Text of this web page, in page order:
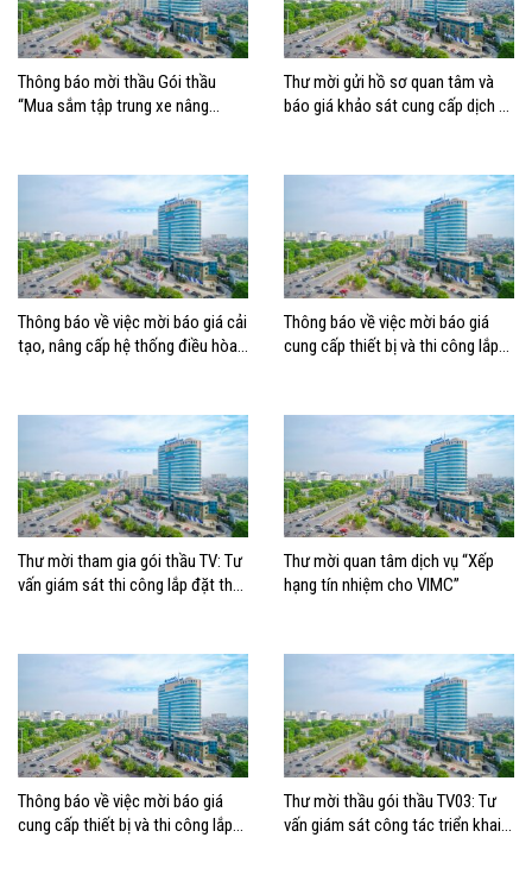
Thông báo mời thầu Gói thầu
“Mua sắm tập trung xe nâng
Thư mời gửi hồ sơ quan tâm và
báo giá khảo sát cung cấp dịch vụ
2026 – 2030, tầm nhìn 2035
Thông báo về việc mời báo giá cải
tạo, nâng cấp hệ thống điều hòa
Thông báo về việc mời báo giá
cung cấp thiết bị và thi công lắp
nhà Ocean Park
Thư mời tham gia gói thầu TV: Tư
vấn giám sát thi công lắp đặt thay
Thư mời quan tâm dịch vụ “Xếp
hạng tín nhiệm cho VIMC”
Thông báo về việc mời báo giá
cung cấp thiết bị và thi công lắp
Thư mời thầu gói thầu TV03: Tư
vấn giám sát công tác triển khai